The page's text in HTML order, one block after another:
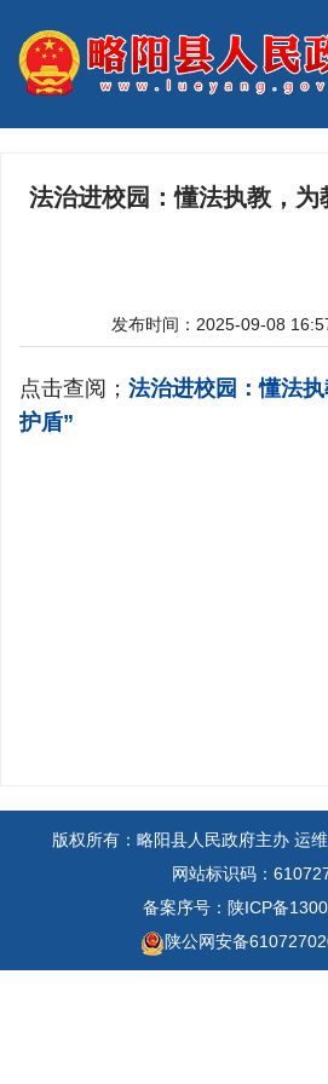
法治进校园：懂法执教，为
发布时间：2025-09-08
点击查阅； 法治进校园：懂法
护盾”
版权所有：略阳县人民政府主办 运
网站标识码：
备案序号：陕ICP备
陕公网安备